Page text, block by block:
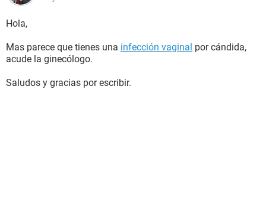
Hola,
Mas parece que tienes una infección vaginal por cándida,
acude la ginecólogo.
Saludos y gracias por escribir.